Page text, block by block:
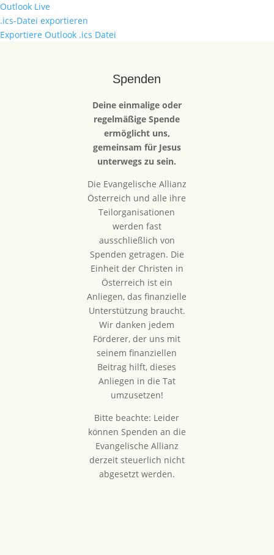
Outlook Live
.ics-Datei exportieren
Exportiere Outlook .ics Datei
Spenden
Deine einmalige oder
regelmäßige Spende
ermöglicht uns,
gemeinsam für Jesus
unterwegs zu sein.
Die Evangelische Allianz
Österreich und alle ihre
Teilorganisationen
werden fast
ausschließlich von
Spenden getragen. Die
Einheit der Christen in
Österreich ist ein
Anliegen, das finanzielle
Unterstützung braucht.
Wir danken jedem
Förderer, der uns mit
seinem finanziellen
Beitrag hilft, dieses
Anliegen in die Tat
umzusetzen!
Bitte beachte: Leider
können Spenden an die
Evangelische Allianz
derzeit steuerlich nicht
abgesetzt werden.